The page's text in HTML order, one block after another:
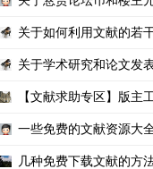
关于如何利用文献的若
关于学术研究和论文发
【文献求助专区】版主
一些免费的文献资源大
几种免费下载文献的方